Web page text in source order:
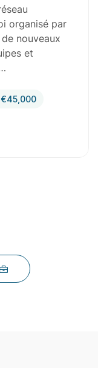
organisé par
nouveaux
et